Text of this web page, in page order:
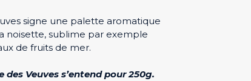
signe une palette aromatique
noisette, sublime par exemple
de fruits de mer.
Veuves s’entend pour 250g.